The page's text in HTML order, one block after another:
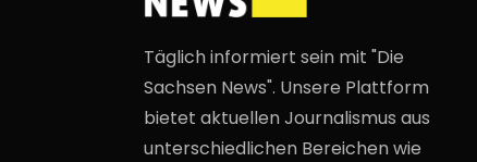
Täglich informiert sein mit "Die
Sachsen News". Unsere Plattform
bietet aktuellen Journalismus aus
unterschiedlichen Bereichen wie